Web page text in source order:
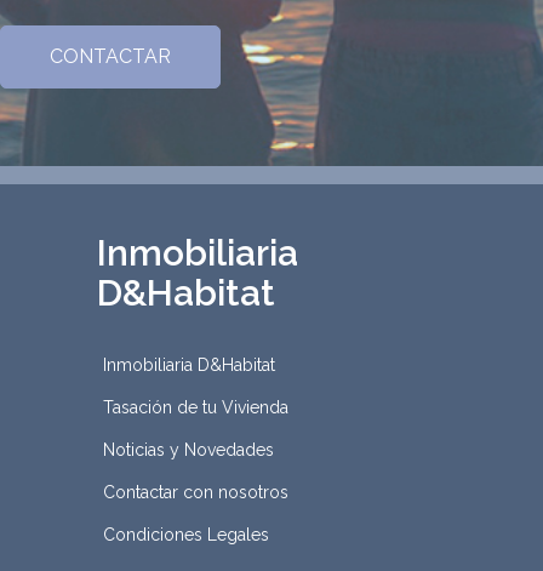
Inmobiliaria
D&Habitat
Inmobiliaria D&Habitat
Tasación de tu Vivienda
Noticias y Novedades
Contactar con nosotros
Condiciones Legales